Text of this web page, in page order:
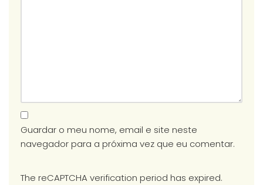
Guardar o meu nome, email e site neste
navegador para a próxima vez que eu comentar.
The reCAPTCHA verification period has expired.